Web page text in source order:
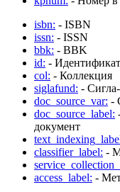
isbn: - ISBN
issn: - ISSN
bbk: - BBK
id: -
col: - Коллекция
siglafund: -
doc_source_var: -
doc_source_label:
документ
classifier_label: -
access_label: -